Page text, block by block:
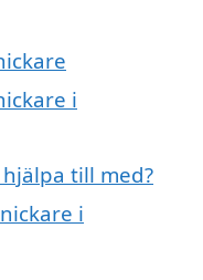
i
till med?
i